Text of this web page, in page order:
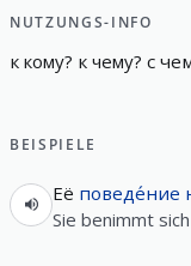
NUTZUNGS-INFO
к кому? к чему? с
BEISPIELE
Её поведе́ние
Sie benimmt